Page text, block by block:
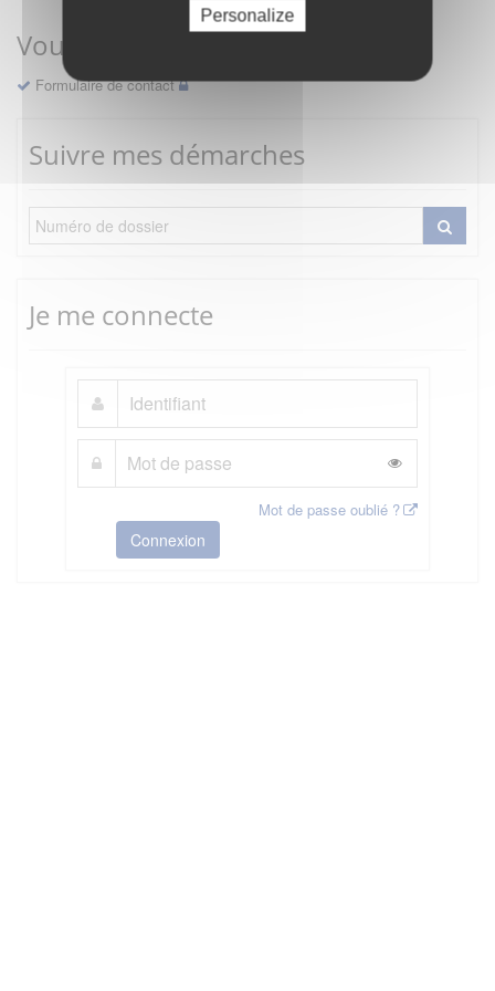
Personalize
Vous avez une question ?
Formulaire de contact
Suivre mes démarches
Je me connecte
Mot de passe oublié ?
Connexion